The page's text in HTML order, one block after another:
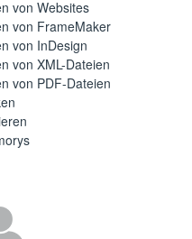
von Websites⁪⁪
von FrameMaker⁪⁪
von InDesign⁪⁪
von XML-Dateien⁪⁪
von PDF-Dateien⁪⁪